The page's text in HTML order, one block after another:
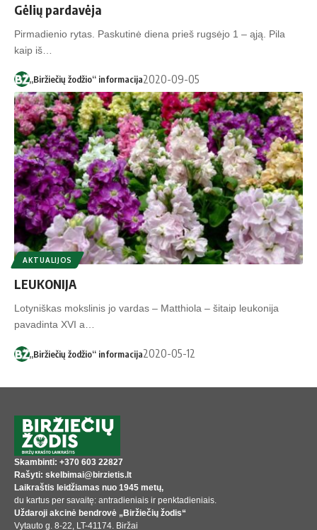
Gėlių pardavėja
Pirmadienio rytas. Paskutinė diena prieš rugsėjo 1 – ąją. Pila
kaip iš…
„Biržiečių žodžio“ informacija2020-09-05
AKTUALIJOS
LEUKONIJA
Lotyniškas mokslinis jo vardas – Matthiola – šitaip leukonija
pavadinta XVI a…
„Biržiečių žodžio“ informacija2020-05-12
Skambinti: +370 603 22827
Rašyti: skelbimai@birzietis.lt
Laikraštis leidžiamas nuo 1945 metų,
du kartus per savaitę: antradieniais ir penktadieniais.
Uždaroji akcinė bendrovė „Biržiečių žodis“
Vytauto g. 8-22, LT-41174. Biržai